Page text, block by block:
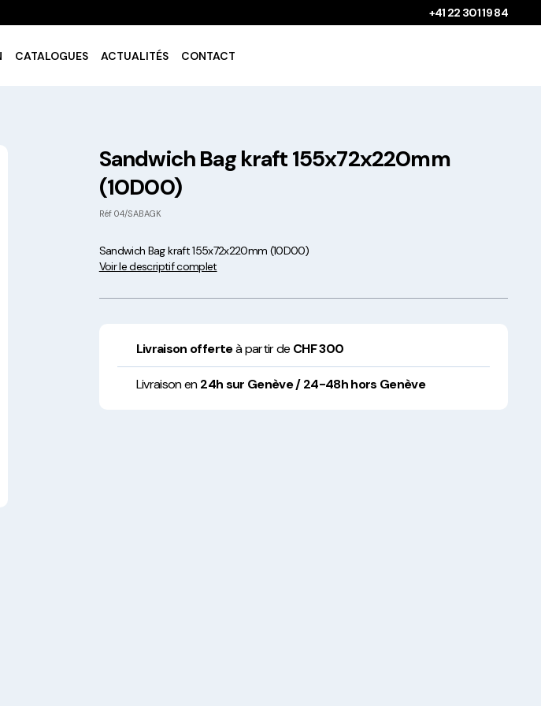
+41 22 301 19 84
Gobelets à boissons
en Europe
CATALOGUES ACTUALITÉS CONTACT
Sandwich Bag kraft 155x72x220mm
(10D00)
Réf 04/SABAGK
Sandwich Bag kraft 155x72x220mm (10D00)
Voir le descriptif complet
Livraison offerteà partir de CHF 300
Livraison en24h sur Genève / 24-48h hors Genève